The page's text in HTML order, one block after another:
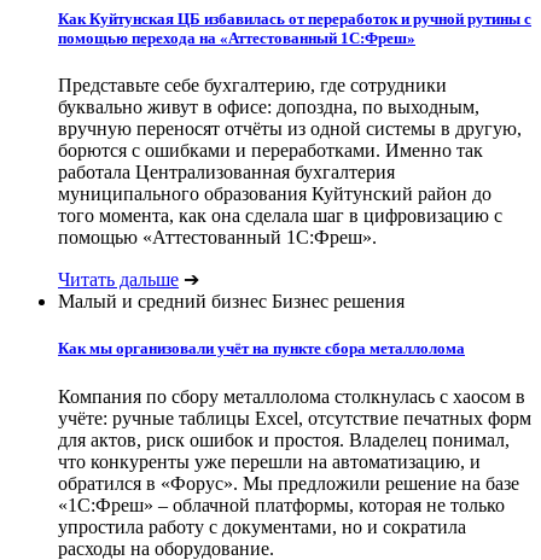
Как Куйтунская ЦБ избавилась от переработок и ручной рутины с
помощью перехода на «Аттестованный 1С:Фреш»
Представьте себе бухгалтерию, где сотрудники
буквально живут в офисе: допоздна, по выходным,
вручную переносят отчёты из одной системы в другую,
борются с ошибками и переработками. Именно так
работала Централизованная бухгалтерия
муниципального образования Куйтунский район до
того момента, как она сделала шаг в цифровизацию с
помощью «Аттестованный 1С:Фреш».
Читать дальше ➔
Малый и средний бизнес Бизнес решения
Как мы организовали учёт на пункте сбора металлолома
Компания по сбору металлолома столкнулась с хаосом в
учёте: ручные таблицы Excel, отсутствие печатных форм
для актов, риск ошибок и простоя. Владелец понимал,
что конкуренты уже перешли на автоматизацию, и
обратился в «Форус». Мы предложили решение на базе
«1С:Фреш» – облачной платформы, которая не только
упростила работу с документами, но и сократила
расходы на оборудование.